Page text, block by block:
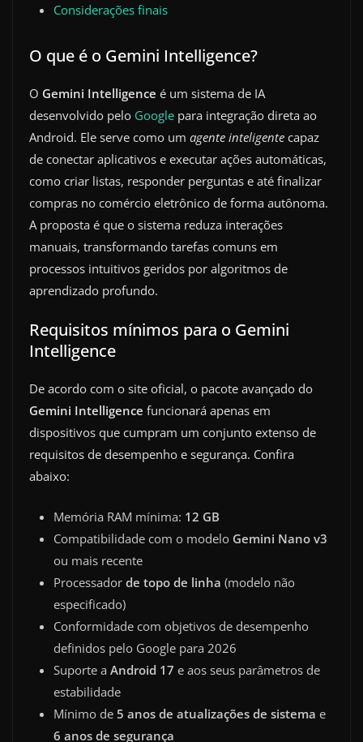
Considerações finais
O que é o Gemini Intelligence?
O Gemini Intelligence é um sistema de IA
desenvolvido pelo Google para integração direta ao
Android. Ele serve como um agente inteligente capaz
de conectar aplicativos e executar ações automáticas,
como criar listas, responder perguntas e até finalizar
compras no comércio eletrônico de forma autônoma.
A proposta é que o sistema reduza interações
manuais, transformando tarefas comuns em
processos intuitivos geridos por algoritmos de
aprendizado profundo.
Requisitos mínimos para o Gemini
Intelligence
De acordo com o site oficial, o pacote avançado do
Gemini Intelligence funcionará apenas em
dispositivos que cumpram um conjunto extenso de
requisitos de desempenho e segurança. Confira
abaixo:
Memória RAM mínima: 12 GB
Compatibilidade com o modelo Gemini Nano v3
ou mais recente
Processador de topo de linha (modelo não
especificado)
Conformidade com objetivos de desempenho
definidos pelo Google para 2026
Suporte a Android 17 e aos seus parâmetros de
estabilidade
Mínimo de 5 anos de atualizações de sistema e
6 anos de segurança